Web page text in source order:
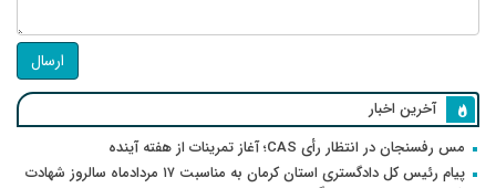
ارسال
آخرین اخبار
مس رفسنجان در انتظار رأی CAS؛ آغاز تمرینات از هفته آینده
پیام رئیس کل دادگستری استان کرمان به مناسبت ۱۷ مردادماه سالروز شهادت